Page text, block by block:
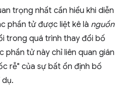
trọng nhất cần hiểu khi diễn
phần tử được liệt kê là nguồn
trong quá trình thay đổi bố
phần tử này chỉ liên quan gián
rễ" của sự bất ổn định bố
dụ.